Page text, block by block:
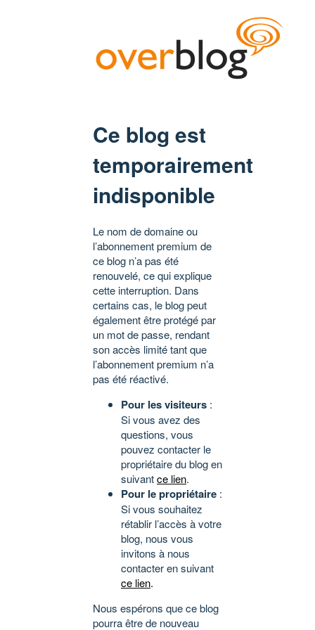
Ce blog est
temporairement
indisponible
Le nom de domaine ou
l’abonnement premium de
ce blog n’a pas été
renouvelé, ce qui explique
cette interruption. Dans
certains cas, le blog peut
également être protégé par
un mot de passe, rendant
son accès limité tant que
l’abonnement premium n’a
pas été réactivé.
Pour les visiteurs :
Si vous avez des
questions, vous
pouvez contacter le
propriétaire du blog en
suivantce lien.
Pour le propriétaire :
Si vous souhaitez
rétablir l’accès à votre
blog, nous vous
invitons à nous
contacter en suivant
ce lien.
Nous espérons que ce blog
pourra être de nouveau